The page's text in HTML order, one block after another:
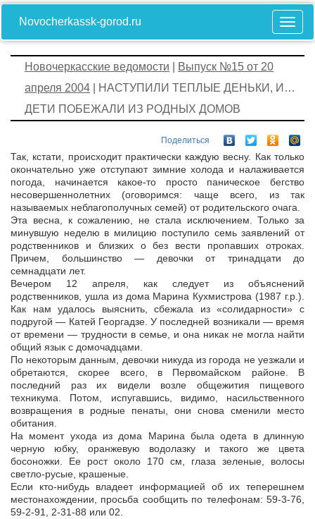
Novocherkassk-gorod.ru
Новочеркасские ведомости
Выпуск №15 от 20
апреля 2004 | НАСТУПИЛИ ТЕПЛЫЕ ДЕНЬКИ, И…
ДЕТИ ПОБЕЖАЛИ ИЗ РОДНЫХ ДОМОВ
Поделиться
Так, кстати, происходит практически каждую весну. Как только
окончательно уже отступают зимние холода и налаживается
погода, начинается какое-то просто паническое бегство
несовершеннолетних (оговоримся: чаще всего, из так
называемых неблагополучных семей) от родительского очага.
Эта весна, к сожалению, не стала исключением. Только за
минувшую неделю в милицию поступило семь заявлений от
родственников и близких о без вести пропавших отроках.
Причем, большинство — девочки от тринадцати до
семнадцати лет.
Вечером 12 апреля, как следует из объяснений
родственников, ушла из дома Марина Кухмистрова (1987 г.р.).
Как нам удалось выяснить, сбежала из «солидарности» с
подругой — Катей Георгадзе. У последней возникали — время
от времени — трудности в семье, и она никак не могла найти
общий язык с домочадцами.
По некоторым данным, девочки никуда из города не уезжали и
обретаются, скорее всего, в Первомайском районе. В
последний раз их видели возле общежития пищевого
техникума. Потом, испугавшись, видимо, насильственного
возвращения в родные пенаты, они снова сменили место
обитания.
На момент ухода из дома Марина была одета в длинную
черную юбку, оранжевую водолазку и такого же цвета
босоножки. Ее рост около 170 см, глаза зеленые, волосы
светло-русые, крашеные.
Если кто-нибудь владеет информацией об их теперешнем
местонахождении, просьба сообщить по телефонам: 59-3-76,
59-2-91, 2-31-88 или 02.